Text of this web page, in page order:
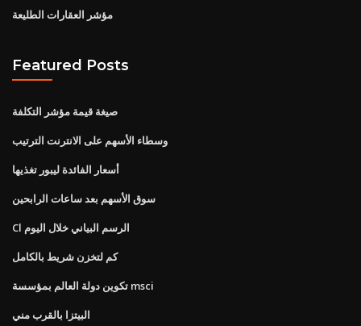
مؤشر العقارات الطليعة
Featured Posts
صيغة قيمة مؤشر التكلفة
وسطاء الأسهم على الانترنت الترتيب
أسعار الفائدة ليبور تغذيها
سوق الأسهم بعد ساعات الرابحين
Cl الرسم البياني خلال اليوم
كم لتخزن شريط بالكامل
تكوين دولة العالم بمؤسسة msci
البيتزا بالقرب مني